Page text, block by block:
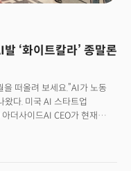
‘화이트칼라’ 종말론
떠올려 보세요.”AI가 노동
왔다. 미국 AI 스타트업
더사이드AI CEO가 현재
한 것이다. 슈머 CEO는